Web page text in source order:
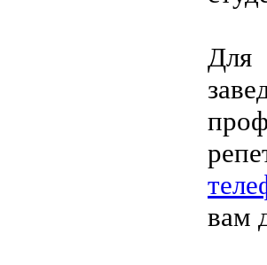
Для
вам